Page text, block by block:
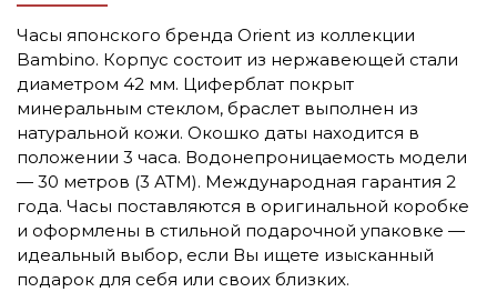
Часы японского бренда Orient из коллекции
Bambino. Корпус состоит из нержавеющей стали
диаметром 42 мм. Циферблат покрыт
минеральным стеклом, браслет выполнен из
натуральной кожи. Окошко даты находится в
положении 3 часа. Водонепроницаемость модели
— 30 метров (3 АТМ). Международная гарантия 2
года. Часы поставляются в оригинальной коробке
и оформлены в стильной подарочной упаковке —
идеальный выбор, если Вы ищете изысканный
подарок для себя или своих близких.